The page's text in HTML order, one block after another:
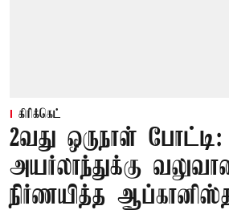
கிரிக்கெட்
2வது ஒருநாள் போட்டி:
அயர்லாந்துக்கு
நிர்ணயித்த